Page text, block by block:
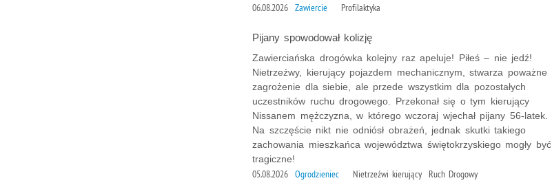
06.08.2026 Zawiercie Profilaktyka
Pijany spowodował kolizję
Zawierciańska drogówka kolejny raz apeluje! Piłeś – nie jedź!
Nietrzeźwy, kierujący pojazdem mechanicznym, stwarza poważne
zagrożenie dla siebie, ale przede wszystkim dla pozostałych
uczestników ruchu drogowego. Przekonał się o tym kierujący
Nissanem mężczyzna, w którego wczoraj wjechał pijany 56-latek.
Na szczęście nikt nie odniósł obrażeń, jednak skutki takiego
zachowania mieszkańca województwa świętokrzyskiego mogły być
tragiczne!
05.08.2026 Ogrodzieniec Nietrzeźwi kierujący Ruch Drogowy